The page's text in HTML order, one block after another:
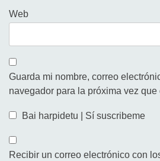
Web
Guarda mi nombre, correo
navegador para la próxima vez que
Bai harpidetu | Sí suscribeme
Recibir un correo electrónico con